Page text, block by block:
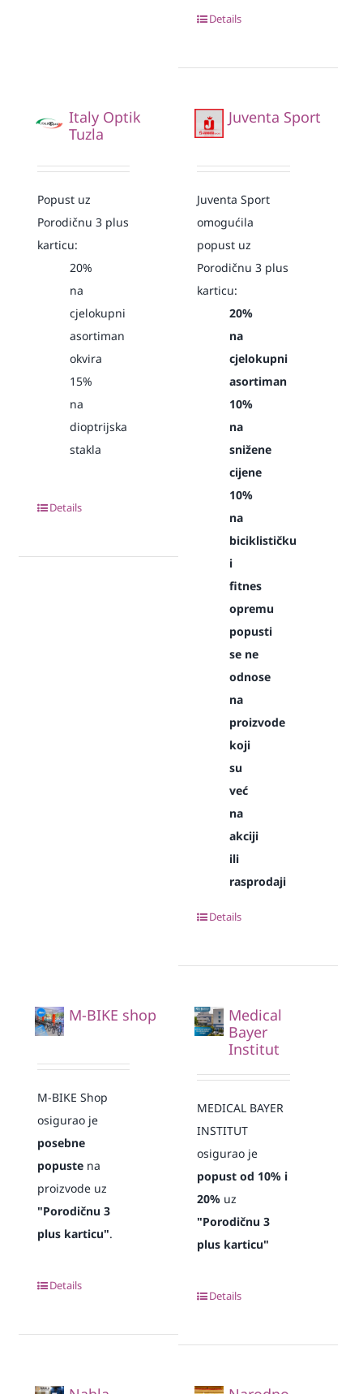
Details
Italy Optik
Tuzla
Popust uz
Porodičnu 3 plus
karticu:
20%
na
cjelokupni
asortiman
okvira
15%
na
dioptrijska
stakla
Details
Juventa Sport
Juventa Sport
omogućila
popust uz
Porodičnu 3 plus
karticu:
20%
na
cjelokupni
asortiman
10%
na
snižene
cijene
10%
na
biciklističku
i
fitnes
opremu
popusti
se ne
odnose
na
proizvode
koji
su
već
na
akciji
ili
rasprodaji
Details
M-BIKE shop
M-BIKE Shop
osigurao je
posebne
popustena
proizvode uz
"Porodičnu 3
plus karticu".
Details
Medical
Bayer
Institut
MEDICAL BAYER
INSTITUT
osigurao je
popust od 10% i
20% uz
"Porodičnu 3
plus karticu"
Details